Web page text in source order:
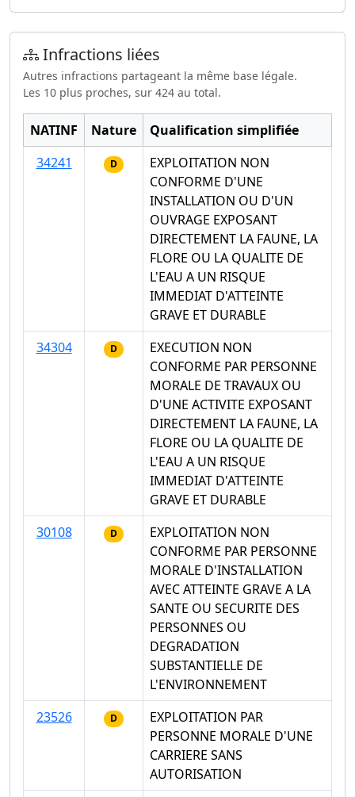
Infractions liées
Autres infractions partageant la même base légale.
Les 10 plus proches, sur 424 au total.
NATINF Nature
Qualification simplifiée
34241
D
EXPLOITATION NON
CONFORME D'UNE
INSTALLATION OU D'UN
OUVRAGE EXPOSANT
DIRECTEMENT LA FAUNE, LA
FLORE OU LA QUALITE DE
L'EAU A UN RISQUE
IMMEDIAT D'ATTEINTE
GRAVE ET DURABLE
34304
D
EXECUTION NON
CONFORME PAR PERSONNE
MORALE DE TRAVAUX OU
D'UNE ACTIVITE EXPOSANT
DIRECTEMENT LA FAUNE, LA
FLORE OU LA QUALITE DE
L'EAU A UN RISQUE
IMMEDIAT D'ATTEINTE
GRAVE ET DURABLE
30108
D
EXPLOITATION NON
CONFORME PAR PERSONNE
MORALE D'INSTALLATION
AVEC ATTEINTE GRAVE A LA
SANTE OU SECURITE DES
PERSONNES OU
DEGRADATION
SUBSTANTIELLE DE
L'ENVIRONNEMENT
23526
D
EXPLOITATION PAR
PERSONNE MORALE D'UNE
CARRIERE SANS
AUTORISATION